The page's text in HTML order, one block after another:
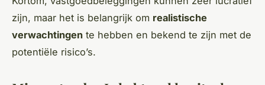
zijn, maar het is belangrijk om realistische
verwachtingen te hebben en bekend te zijn met de
potentiële risico’s.